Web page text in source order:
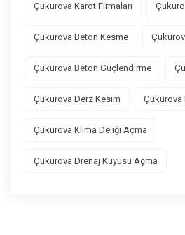
Çukurova Karot Firmaları
Çukurova Beton Kesme
Çukurova Beton Güçlendirme
Çukurova Derz Kesim Çukurova
Çukurova Klima Deliği Açma
Çukurova Drenaj Kuyusu Açma